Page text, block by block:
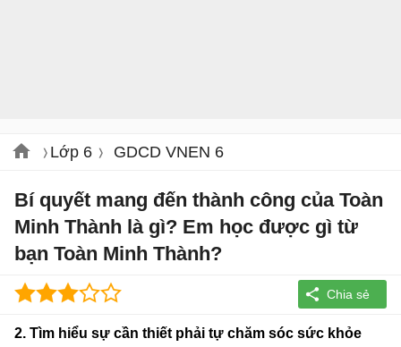
Lớp 6 GDCD VNEN 6
Bí quyết mang đến thành công của Toàn
Minh Thành là gì? Em học được gì từ
bạn Toàn Minh Thành?
2. Tìm hiểu sự cần thiết phải tự chăm sóc sức khỏe